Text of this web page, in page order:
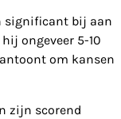
significant bij aan
ongeveer 5-10
om kansen
zijn scorend